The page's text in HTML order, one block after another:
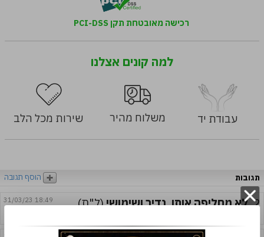
רכישה מאובטחת תקן PCI-DSS
למה קונים אצלנו
עבודת יד משלוח מהיר שירות מכל הלב
תגובות הוסף תגובה
2. לא מחליפה אותו, נדיר ושימושי(ל"ת) 31/03/23 18:49